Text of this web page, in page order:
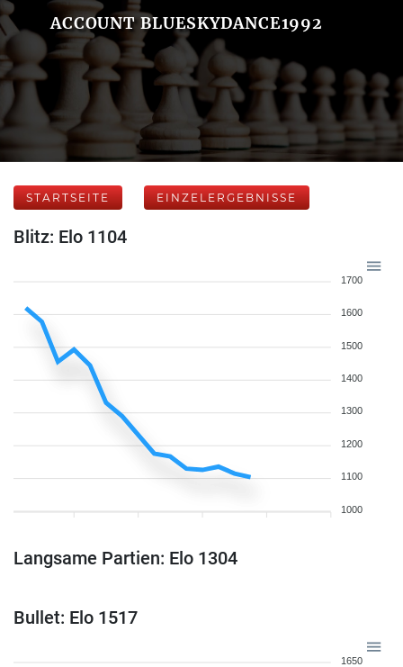
ACCOUNT BLUESKYDANCE1992
STARTSEITE EINZELERGEBNISSE
Blitz: Elo 1104
1700
1600
1500
1400
1300
1200
1100
1000
Langsame Partien: Elo 1304
Bullet: Elo 1517
1650